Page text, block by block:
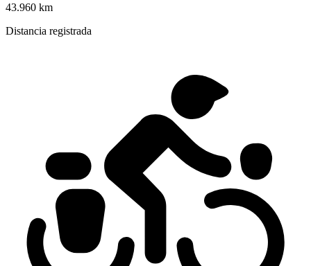
43.960 km
Distancia registrada